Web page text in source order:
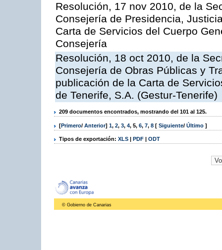
Resolución, 17 nov 2010, de la
Consejería de Presidencia,
Carta de Servicios del Cuerpo
Consejería
Resolución, 18 oct 2010, de la
Consejería de Obras Públicas y
publicación de la Carta de
de Tenerife, S.A. (Gestur-Tenerife)
209 documentos encontrados, mostrando del 101 al 125.
[Primero/ Anterior] 1, 2, 3, 4, 5, 6, 7, 8 [ Siguiente/ Último ]
Tipos de exportación: XLS | PDF | ODT
© Gobierno de Canarias